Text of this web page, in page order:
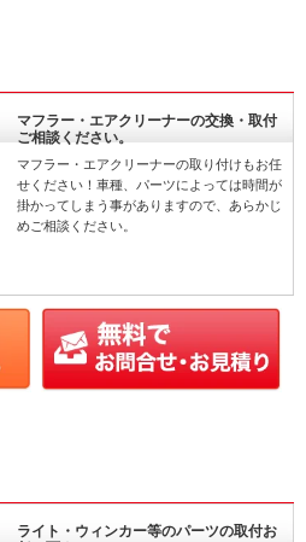
マフラー・エアクリーナーの交換・取付
ご相談ください。
マフラー・エアクリーナーの取り付けもお任
せください！車種、パーツによっては時間が
掛かってしまう事がありますので、あらかじ
めご相談ください。
ライト・ウィンカー等のパーツの取付お